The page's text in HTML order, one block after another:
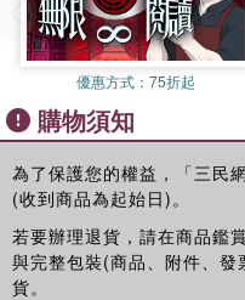
如果我是在學學生：政治系
如果我是一般大眾：我了解
察隊｜設置海岸巡防署 不
短兵役役期 ︻第四章︼邁向
網路化政府 ﹁蓋手印﹂虛擬
意就上門｜電子商務 科技網
五章︼教育改革 珍惜知識的
聯考的小子｜推動十二年國
血再治病｜勇渡亞洲金融風
定基金，穩定資本市場 換引
革命 當我們﹁稅﹂在一起｜
自己養胖一點｜實施︿擴大
優惠方式： 75折起
購物須知
為了保護您的權益，「三民
(收到商品為起始日)。
若要辦理退貨，請在商品鑑
與完整包裝(商品、附件、
貨。